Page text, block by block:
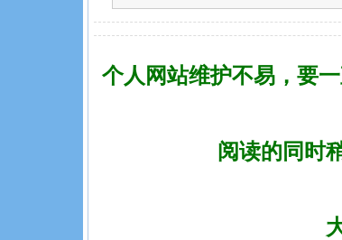
个人网站维护不易，要
阅读的同时